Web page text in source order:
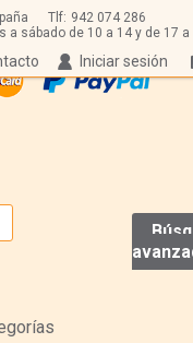
Tlf: 942 074 286
a sábado de 10 a 14 y de 17 a
Iniciar sesión